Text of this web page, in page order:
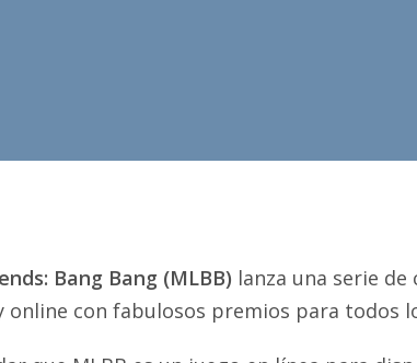
Bang Bang (MLBB) lanza una serie
online con fabulosos premios para todos